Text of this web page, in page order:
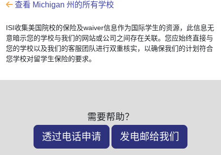
查看 Michigan 州的所有学校
ISI收集美国院校的保险及waiver信息作为国际学生的资源，此信息无
意暗示您的学校与我们的网站或公司之间存在关联。您应始终直接与
您的学校以及我们的客服团队进行双重核实，以确保我们的计划符合
您学校对留学生保险的要求。
需要帮助？
透过电话申请 发电邮给我们